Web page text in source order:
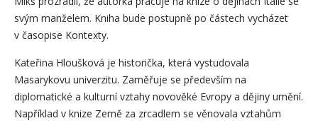
svým manželem. Kniha bude postupně po částech vycházet
v časopise Kontexty.
Kateřina Hloušková je historička, která vystudovala
Masarykovu univerzitu. Zaměřuje se především na
diplomatické a kulturní vztahy novověké Evropy a dějiny umění.
Například v knize Země za zrcadlem se věnovala vztahům